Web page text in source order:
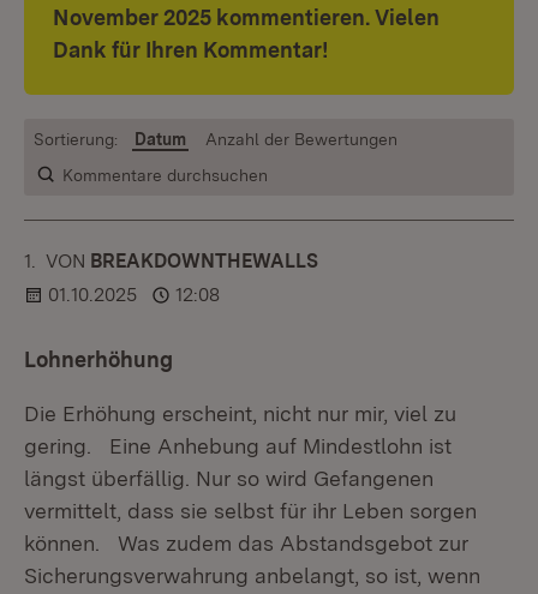
November 2025 kommentieren. Vielen
Dank für Ihren Kommentar!
Kommentare durchsuchen
Sortierung: Datum Anzahl der Bewertungen
1. KOMMENTAR
VON :BREAKDOWNTHEWALLS
01.10.2025
12:08
Lohnerhöhung
Die Erhöhung erscheint, nicht nur mir, viel zu
gering. Eine Anhebung auf Mindestlohn ist
längst überfällig. Nur so wird Gefangenen
vermittelt, dass sie selbst für ihr Leben sorgen
können. Was zudem das Abstandsgebot zur
Sicherungsverwahrung anbelangt, so ist, wenn